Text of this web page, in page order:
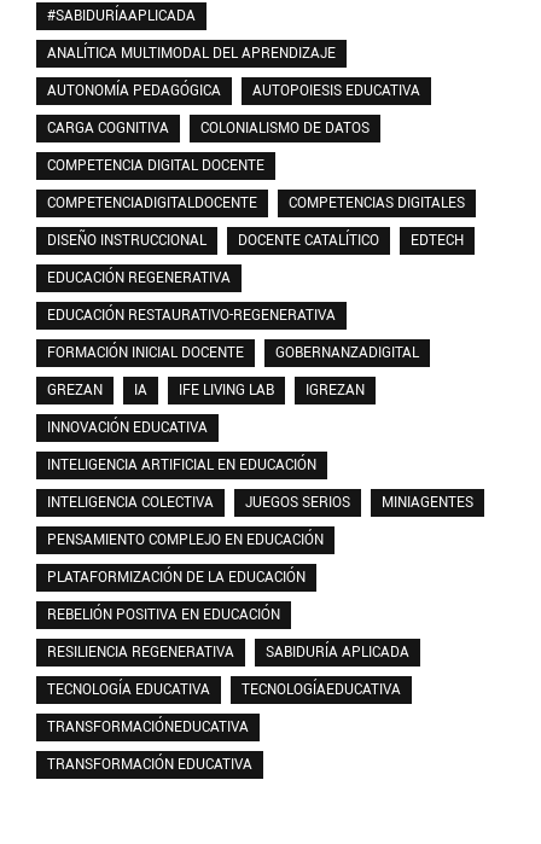
#SABIDURÍAAPLICADA
ANALÍTICA MULTIMODAL DEL APRENDIZAJE
AUTONOMÍA PEDAGÓGICA
AUTOPOIESIS EDUCATIVA
CARGA COGNITIVA
COLONIALISMO DE DATOS
COMPETENCIA DIGITAL DOCENTE
COMPETENCIADIGITALDOCENTE
COMPETENCIAS DIGITALES
DISEÑO INSTRUCCIONAL
DOCENTE CATALÍTICO
EDTECH
EDUCACIÓN REGENERATIVA
EDUCACIÓN RESTAURATIVO-REGENERATIVA
FORMACIÓN INICIAL DOCENTE
GOBERNANZADIGITAL
GREZAN
IA IFE LIVING LAB
IGREZAN
INNOVACIÓN EDUCATIVA
INTELIGENCIA ARTIFICIAL EN EDUCACIÓN
INTELIGENCIA COLECTIVA
JUEGOS SERIOS
MINIAGENTES
PENSAMIENTO COMPLEJO EN EDUCACIÓN
PLATAFORMIZACIÓN DE LA EDUCACIÓN
REBELIÓN POSITIVA EN EDUCACIÓN
RESILIENCIA REGENERATIVA
SABIDURÍA APLICADA
TECNOLOGÍA EDUCATIVA
TECNOLOGÍAEDUCATIVA
TRANSFORMACIÓNEDUCATIVA
TRANSFORMACIÓN EDUCATIVA